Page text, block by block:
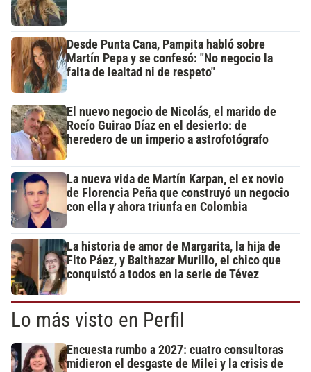
Desde Punta Cana, Pampita habló sobre
Martín Pepa y se confesó: "No negocio la
falta de lealtad ni de respeto"
El nuevo negocio de Nicolás, el marido de
Rocío Guirao Díaz en el desierto: de
heredero de un imperio a astrofotógrafo
La nueva vida de Martín Karpan, el ex novio
de Florencia Peña que construyó un negocio
con ella y ahora triunfa en Colombia
La historia de amor de Margarita, la hija de
Fito Páez, y Balthazar Murillo, el chico que
conquistó a todos en la serie de Tévez
Lo más visto en Perfil
Encuesta rumbo a 2027: cuatro consultoras
midieron el desgaste de Milei y la crisis de